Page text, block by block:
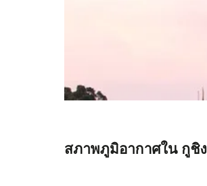
สภาพภูมิอากาศใน กูชิง